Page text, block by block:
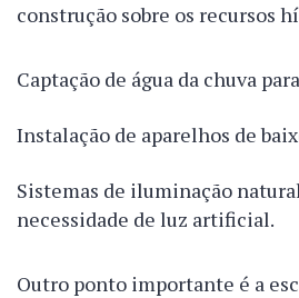
construção sobre os recursos
Captação de água da chuva
Instalação de aparelhos de
Sistemas de iluminação
necessidade de luz artificial.
Outro ponto importante é a